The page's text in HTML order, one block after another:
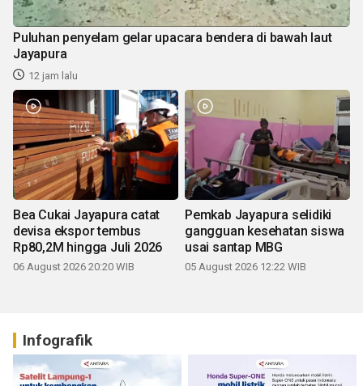
Puluhan penyelam gelar upacara bendera di bawah laut
Jayapura
12 jam lalu
Bea Cukai Jayapura catat
devisa ekspor tembus
Rp80,2M hingga Juli 2026
06 August 2026 20:20 WIB
Pemkab Jayapura selidiki
gangguan kesehatan siswa
usai santap MBG
05 August 2026 12:22 WIB
Infografik